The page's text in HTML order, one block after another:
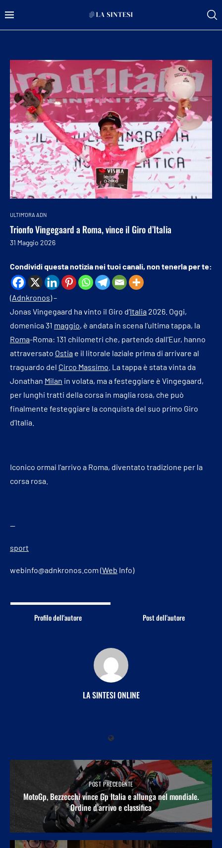
ULTIM'ORA ADN
Trionfo Vingegaard a Roma, vince il Giro d’Italia
31 Maggio 2026
Condividi questa notizia nei tuoi canali, non tenerla per te:
(Adnkronos) –
Jonas Vingegaard ha vinto il Giro d’Italia 2026. Oggi,
domenica 31 maggio, è andata in scena l’ultima tappa, la
Roma-Roma: 131 chilometri che, partendo dall’Eur, hanno
attraversato Ostia e il litorale laziale prima di arrivare al
traguardo del Circo Massimo . La tappa è stata vinta da
Jonathan Milan in volata, ma a festeggiare è Vingegaard,
per lunghi tratti della corsa in maglia rosa, che può
finalmente festeggiare la conquista del suo primo Giro
d’Italia.
Iconico ormai l’arrivo a Roma, diventato tradizione per la
corsa rosa.
—
sport
webinfo@adnkronos.com (Web Info)
Profilo dell'autore Post dell'autore
LA SINTESI ONLINE
POST PRECEDENTE
MotoGp, Bezzecchi vince Gp Italia e allunga nel mondiale.
Ordine d’arrivo e classifica